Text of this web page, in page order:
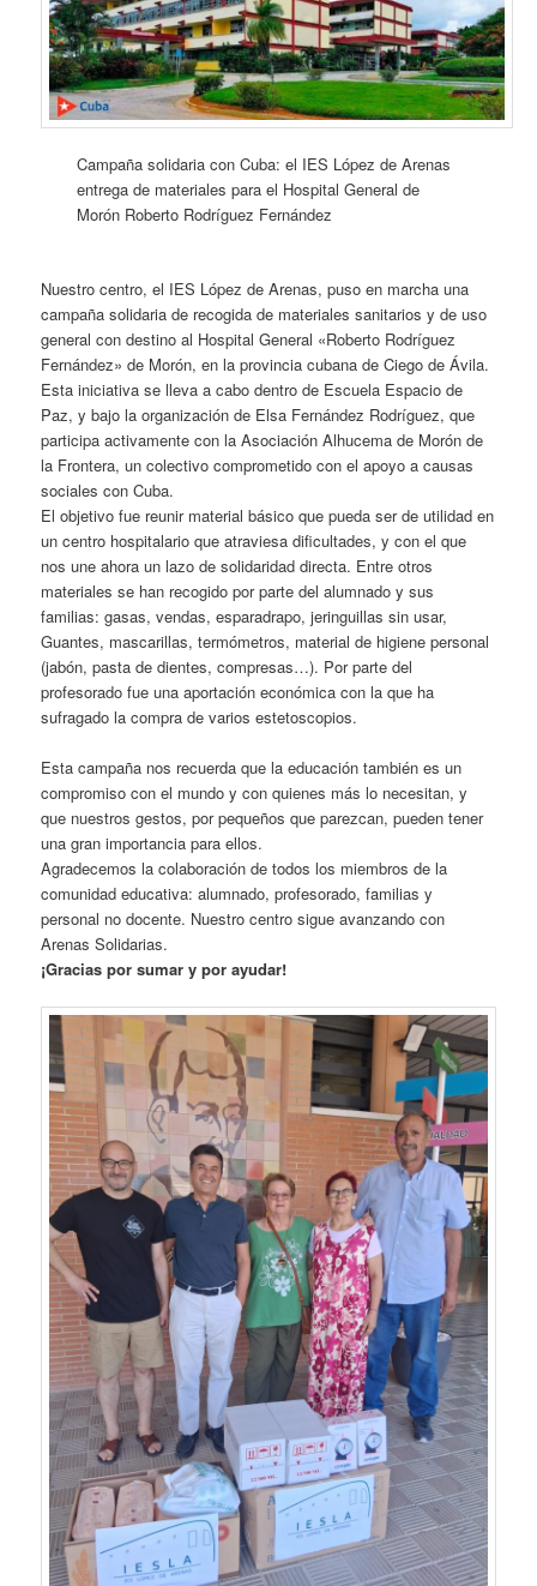
Campaña solidaria con Cuba: el IES López de Arenas
entrega de materiales para el Hospital General de
Morón Roberto Rodríguez Fernández
Nuestro centro, el IES López de Arenas, puso en marcha una
campaña solidaria de recogida de materiales sanitarios y de uso
general con destino al Hospital General «Roberto Rodríguez
Fernández» de Morón, en la provincia cubana de Ciego de Ávila.
Esta iniciativa se lleva a cabo dentro de Escuela Espacio de
Paz, y bajo la organización de Elsa Fernández Rodríguez, que
participa activamente con la Asociación Alhucema de Morón de
la Frontera, un colectivo comprometido con el apoyo a causas
sociales con Cuba.
El objetivo fue reunir material básico que pueda ser de utilidad en
un centro hospitalario que atraviesa dificultades, y con el que
nos une ahora un lazo de solidaridad directa. Entre otros
materiales se han recogido por parte del alumnado y sus
familias: gasas, vendas, esparadrapo, jeringuillas sin usar,
Guantes, mascarillas, termómetros, material de higiene personal
(jabón, pasta de dientes, compresas…). Por parte del
profesorado fue una aportación económica con la que ha
sufragado la compra de varios estetoscopios.
Esta campaña nos recuerda que la educación también es un
compromiso con el mundo y con quienes más lo necesitan, y
que nuestros gestos, por pequeños que parezcan, pueden tener
una gran importancia para ellos.
Agradecemos la colaboración de todos los miembros de la
comunidad educativa: alumnado, profesorado, familias y
personal no docente. Nuestro centro sigue avanzando con
Arenas Solidarias.
¡Gracias por sumar y por ayudar!